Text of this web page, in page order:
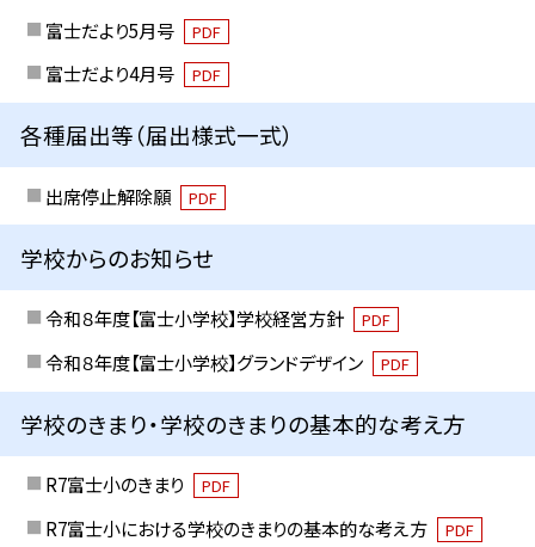
富士だより5月号 PDF
富士だより4月号 PDF
各種届出等（届出様式一式）
出席停止解除願 PDF
学校からのお知らせ
令和８年度【富士小学校】学校経営方針 PDF
令和８年度【富士小学校】グランドデザイン PDF
学校のきまり・学校のきまりの基本的な考え方
R7富士小のきまり PDF
R7富士小における学校のきまりの基本的な考え方 PDF